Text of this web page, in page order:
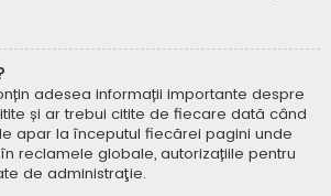
adesea informații importante despre
și ar trebui citite de fiecare dată când
apar la începutul fiecărei pagini unde
reclamele globale, autorizațiile pentru
de administraţie.